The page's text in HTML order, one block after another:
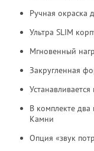
Ручная окраска
Ультра SLIM
Мгновенный
Закругленная
Устанавливается
В комплекте
Камни
Опция «звук